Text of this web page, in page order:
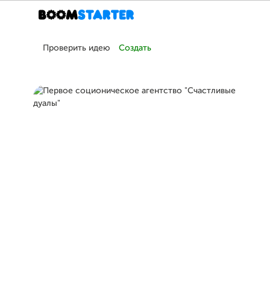
Проверить идею Создать